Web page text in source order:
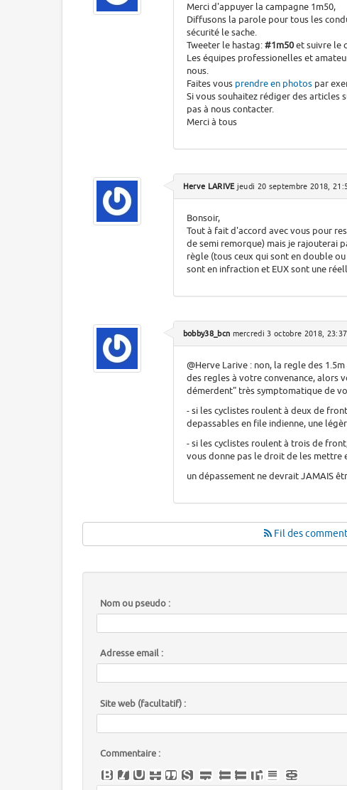
Merci d'appuyer la campagne 1m50,
Diffusons la parole pour tous les
sécurité le sache.
Tweeter le hastag:#1m50et suivre le
Les équipes professionelles et
nous.
Faites vous prendre en photospar
Si vous souhaitez rédiger des articles
pas à nous contacter.
Merci à tous
Herve LARIVEjeudi 20 septembre 2018,
Bonsoir,
Tout à fait d'accord avec vous pour
de semi remorque) mais je rajouterai
règle (tous ceux qui sont en double
sont en infraction et EUX sont une
bobby38_bcn mercredi 3 octobre 2018, 23:37
@Herve Larive : non, la regle des
des regles à votre convenance, alors
démerdent" très symptomatique de
- si les cyclistes roulent à deux de
depassables en file indienne, une
- si les cyclistes roulent à trois de
vous donne pas le droit de les mettre
un dépassement ne devrait JAMAIS
Fil des
Nom ou pseudo :
Adresse email :
Site web (facultatif) :
Commentaire :